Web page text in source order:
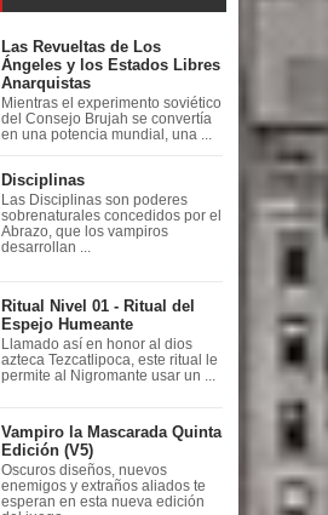
Las Revueltas de Los
Ángeles y los Estados Libres
Anarquistas
Mientras el experimento soviético
del Consejo Brujah se convertía
en una potencia mundial, una ...
Disciplinas
Las Disciplinas son poderes
sobrenaturales concedidos por el
Abrazo, que los vampiros
desarrollan ...
Ritual Nivel 01 - Ritual del
Espejo Humeante
Llamado así en honor al dios
azteca Tezcatlipoca, este ritual le
permite al Nigromante usar un ...
Vampiro la Mascarada Quinta
Edición (V5)
Oscuros diseños, nuevos
enemigos y extraños aliados te
esperan en esta nueva edición